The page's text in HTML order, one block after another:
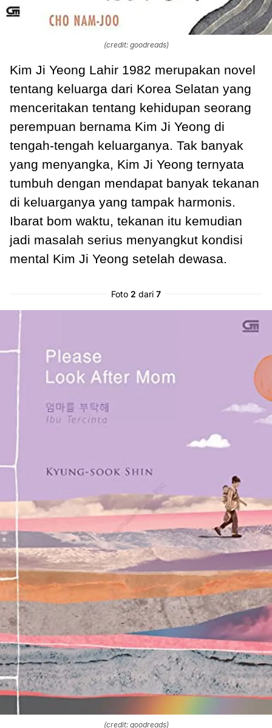
(credit: goodreads)
Kim Ji Yeong Lahir 1982 merupakan novel
tentang keluarga dari Korea Selatan yang
menceritakan tentang kehidupan seorang
perempuan bernama Kim Ji Yeong di
tengah-tengah keluarganya. Tak banyak
yang menyangka, Kim Ji Yeong ternyata
tumbuh dengan mendapat banyak tekanan
di keluarganya yang tampak harmonis.
Ibarat bom waktu, tekanan itu kemudian
jadi masalah serius menyangkut kondisi
mental Kim Ji Yeong setelah dewasa.
Foto 2 dari 7
(credit: goodreads)